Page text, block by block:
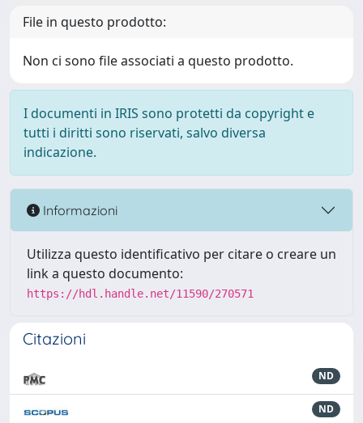
File in questo prodotto:
Non ci sono file associati a questo prodotto.
I documenti in IRIS sono protetti da copyright e
tutti i diritti sono riservati, salvo diversa
indicazione.
Informazioni
Utilizza questo identificativo per citare o creare un
link a questo documento:
https://hdl.handle.net/11590/270571
Citazioni
ND
ND